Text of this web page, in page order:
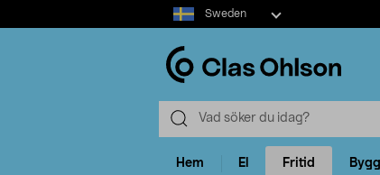
Select
market
Sweden
Hem El Fritid Bygg